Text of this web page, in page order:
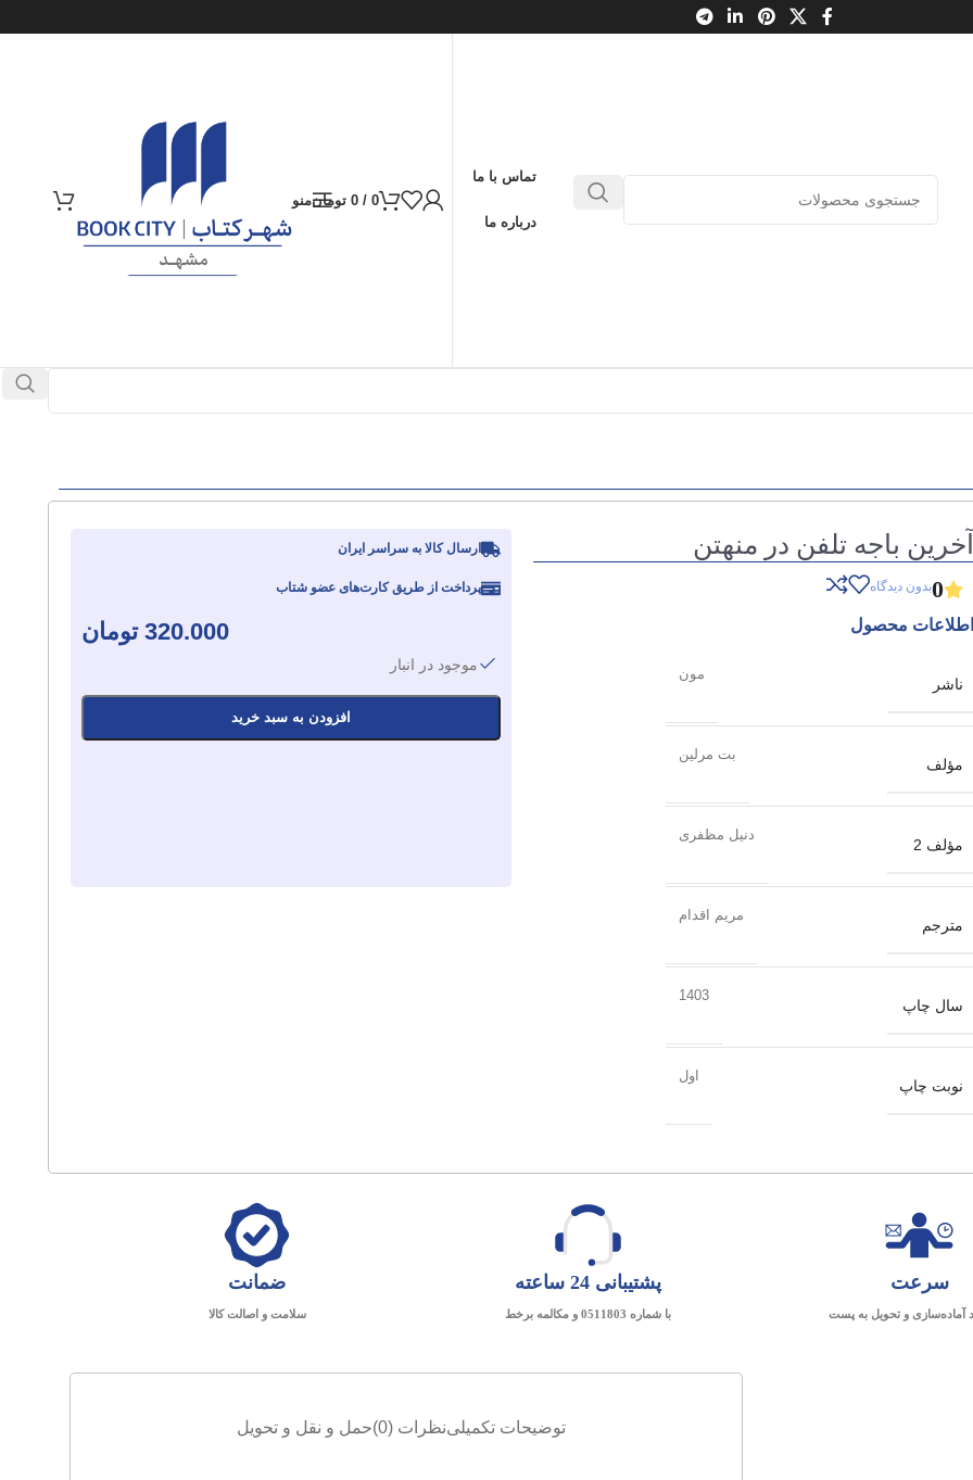
تماس با ما
درباره ما
0
/
0 تومانمنو
آخرین باجه تلفن در منهتن
0بدون دیدگاه
اطلاعات محصول
ناشر
مون
مؤلف
بت مرلین
مؤلف 2
دنیل مظفری
مترجم
مریم اقدام
سال چاپ
1403
نوبت چاپ
اول
ارسال کالا به سراسر ایران
پرداخت از طریق کارت‌های عضو شتاب
320.000 تومان
موجود در انبار
افزودن به سبد خرید
سرعت
آماده‌سازی و تحویل به پست
پشتیبانی 24 ساعته
با شماره 0511803 و مکالمه برخط
ضمانت
سلامت و اصالت کالا
توضیحات تکمیلینظرات (0) حمل و نقل و تحویل